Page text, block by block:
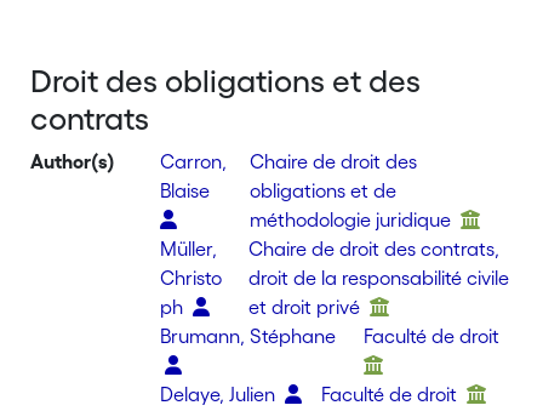
Droit des obligations et des
contrats
Author(s)
Carron,
Blaise
Chaire de droit des
obligations et de
méthodologie juridique
Müller,
Christo
ph
Chaire de droit des contrats,
droit de la responsabilité civile
et droit privé
Brumann, Stéphane
Faculté de droit
Delaye, Julien
Faculté de droit